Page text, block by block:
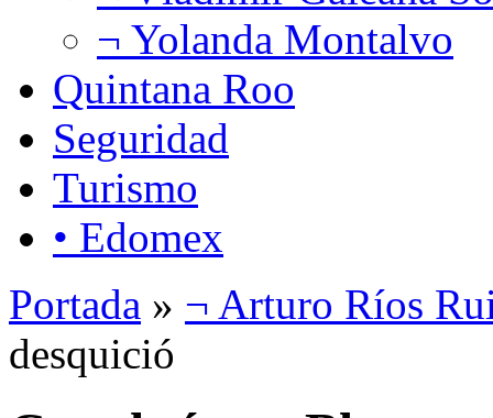
¬ Yolanda Montalvo
Quintana Roo
Seguridad
Turismo
• Edomex
Portada » ¬ Arturo Ríos
desquició